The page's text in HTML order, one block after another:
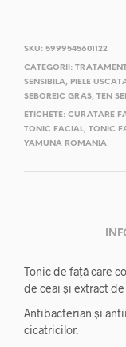
SKU: 5999545601122
CATEGORII:
SENSIBILA, PIELE
SEBOREIC GRAS, TEN
ETICHETE: CURATARE
TONIC FACIAL, TONIC
YAMUNA ROMANIA
Tonic de față care
de ceai și extract de
Antibacterian și
cicatricilor.